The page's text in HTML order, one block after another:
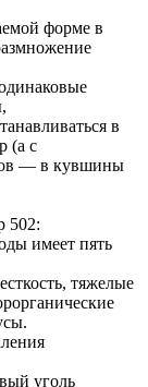
форме в
в
(а с
— в кувшины
502:
имеет пять
тяжелые
уголь